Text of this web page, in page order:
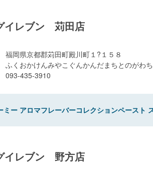
イレブン 苅田店
福岡県京都郡苅田町殿川町１?１５８
ふくおかけんみやこぐんかんだまちとのがわ
093-435-3910
ミー アロマフレーバーコレクションペースト
イレブン 野方店